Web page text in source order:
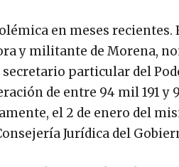
en meses recientes.
y militante de Morena,
particular del
de entre 94 mil 191 y
el 2 de enero del
Jurídica del